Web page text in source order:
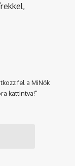
fel a MiNők
kattintva!"